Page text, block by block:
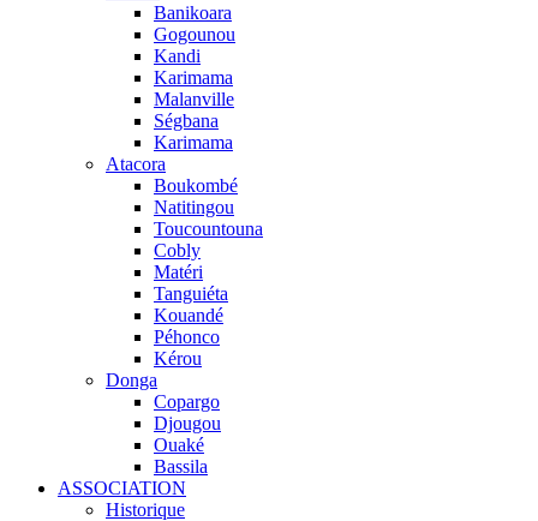
Banikoara
Gogounou
Kandi
Karimama
Malanville
Ségbana
Karimama
Atacora
Boukombé
Natitingou
Toucountouna
Cobly
Matéri
Tanguiéta
Kouandé
Péhonco
Kérou
Donga
Copargo
Djougou
Ouaké
Bassila
ASSOCIATION
Historique